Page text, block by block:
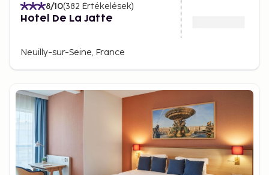
8/10(382 Értékelések)
Hotel De La Jatte
Neuilly-sur-Seine, France